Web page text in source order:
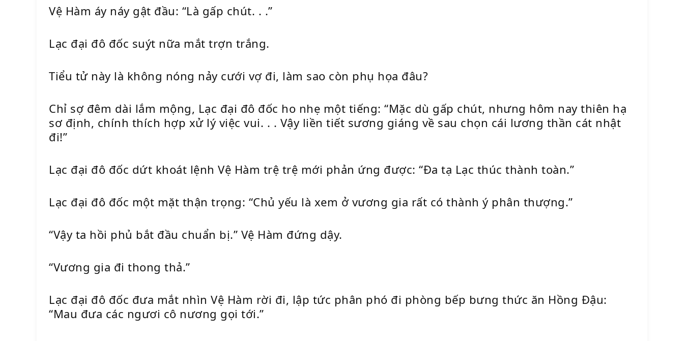
Vệ Hàm áy náy gật đầu: “Là gấp chút. . .”
Lạc đại đô đốc suýt nữa mắt trợn trắng.
Tiểu tử này là không nóng nảy cưới vợ đi, làm sao còn phụ họa đâu?
Chỉ sợ đêm dài lắm mộng, Lạc đại đô đốc ho nhẹ một tiếng: “Mặc dù gấp chút, nhưng hôm nay thiên hạ
sơ định, chính thích hợp xử lý việc vui. . . Vậy liền tiết sương giáng về sau chọn cái lương thần cát nhật
đi!”
Lạc đại đô đốc dứt khoát lệnh Vệ Hàm trệ trệ mới phản ứng được: “Đa tạ Lạc thúc thành toàn.”
Lạc đại đô đốc một mặt thận trọng: “Chủ yếu là xem ở vương gia rất có thành ý phân thượng.”
“Vậy ta hồi phủ bắt đầu chuẩn bị.” Vệ Hàm đứng dậy.
“Vương gia đi thong thả.”
Lạc đại đô đốc đưa mắt nhìn Vệ Hàm rời đi, lập tức phân phó đi phòng bếp bưng thức ăn Hồng Đậu:
“Mau đưa các ngươi cô nương gọi tới.”